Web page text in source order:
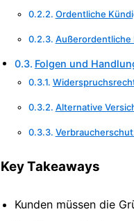
Ordentliche
Außerordentliche
Folgen und
Alternative
Key Takeaways
Kunden müssen die